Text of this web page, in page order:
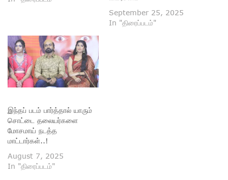
ஆளரவமற்ற குடிசைப் பகுதியில்
சிக்கிக் கொள்கிறார்களா.
அங்கு அஸ்வின் காக்கமனு
தலைமையில் இயக்கும் சதிகார
கும்பலொன்று இருக்க,
அவர்கள் இந்த ஆறு பேரில்
நால்வரும் அவர்களிடமிருந்து
தப்பிக்க முயற்சிக்கிறார்கள்.
அந்த முயற்சியில்…
September 25, 2025
In "திரைப்படம்"
இந்தப் படம் பார்த்தால் யாரும்
சொட்டை தலையர்களை
மோசமாய் நடத்த
மாட்டார்கள்..!
August 7, 2025
In "திரைப்படம்"